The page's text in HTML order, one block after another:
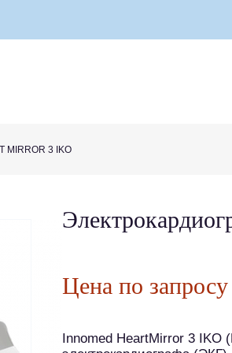
3 IKO
Цена по запросу
Innomed HeartMirror 3 IKO